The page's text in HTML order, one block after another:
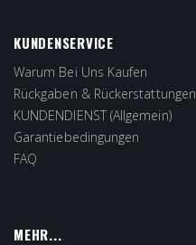
KUNDENSERVICE
Warum Bei Uns Kaufen
Rückgaben & Rückerstattungen
KUNDENDIENST (Allgemein)
Garantiebedingungen
FAQ
MEHR...